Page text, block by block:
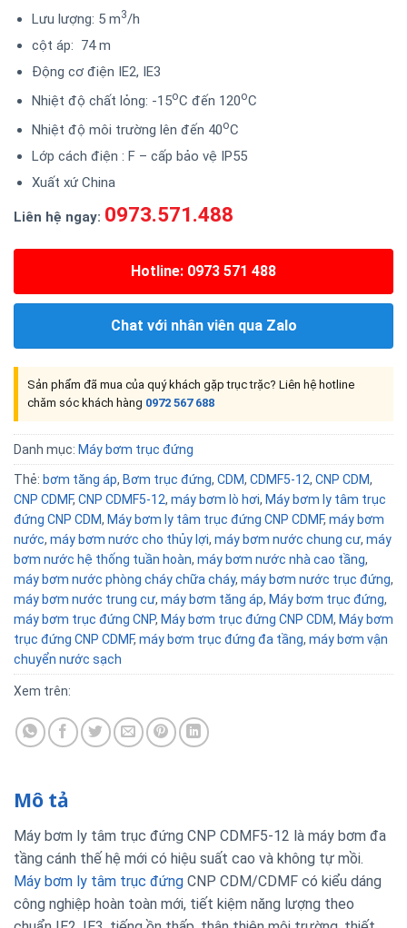
Lưu lượng: 5 m3/h
cột áp: 74 m
Động cơ điện IE2, IE3
Nhiệt độ chất lỏng: -15oC đến 120oC
Nhiệt độ môi trường lên đến 40oC
Lớp cách điện : F – cấp bảo vệ IP55
Xuất xứ China
Liên hệ ngay: 0973.571.488
Hotline: 0973 571 488
Chat với nhân viên qua Zalo
Sản phẩm đã mua của quý khách gặp trục trặc? Liên hệ hotline
chăm sóc khách hàng 0972 567 688
Danh mục: Máy bơm trục đứng
Thẻ: bơm tăng áp, Bơm trục đứng, CDM, CDMF5-12, CNP CDM,
CNP CDMF, CNP CDMF5-12, máy bơm lò hơi, Máy bơm ly tâm trục
đứng CNP CDM, Máy bơm ly tâm trục đứng CNP CDMF, máy bơm
nước, máy bơm nước cho thủy lợi, máy bơm nước chung cư, máy
bơm nước hệ thống tuần hoàn, máy bơm nước nhà cao tầng,
máy bơm nước phòng cháy chữa cháy, máy bơm nước trục đứng,
máy bơm nước trung cư, máy bơm tăng áp, Máy bơm trục đứng,
máy bơm trục đứng CNP, Máy bơm trục đứng CNP CDM, Máy bơm
trục đứng CNP CDMF, máy bơm trục đứng đa tầng, máy bơm vận
chuyển nước sạch
Xem trên:
Mô tả
Máy bơm ly tâm trục đứng CNP CDMF5-12 là máy bơm đa
tầng cánh thế hệ mới có hiệu suất cao và không tự mồi.
Máy bơm ly tâm trục đứng CNP CDM/CDMF có kiểu dáng
công nghiệp hoàn toàn mới, tiết kiệm năng lượng theo